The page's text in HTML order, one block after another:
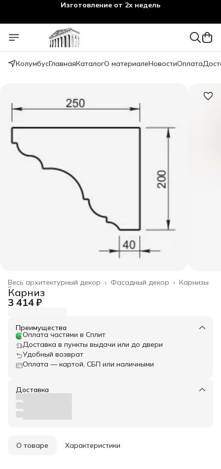
КолумбусГлавнаяКаталогО материалеНовостиОплата
Карнизы
Фасадный декор ›
Весь архитектурный декор ›
Главная ›
Карниз
3 414 ₽
Преимущества
Оплата частями в Сплит
Доставка в пункты выдачи или до двери
Удобный возврат
Оплата — картой, СБП или наличными
Доставка
О товаре Характеристики